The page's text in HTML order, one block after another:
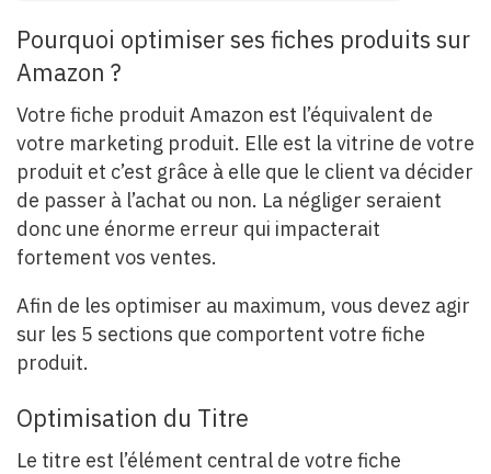
Pourquoi optimiser ses fiches produits sur
Amazon ?
Votre fiche produit Amazon est l’équivalent de
votre marketing produit. Elle est la vitrine de votre
produit et c’est grâce à elle que le client va décider
de passer à l’achat ou non. La négliger seraient
donc une énorme erreur qui impacterait
fortement vos ventes.
Afin de les optimiser au maximum, vous devez agir
sur les 5 sections que comportent votre fiche
produit.
Optimisation du Titre
Le titre est l’élément central de votre fiche